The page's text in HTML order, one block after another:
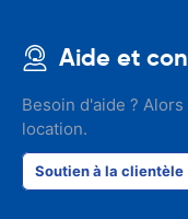
Aide et
Besoin d'aide ?
location.
Soutien à la clientèle